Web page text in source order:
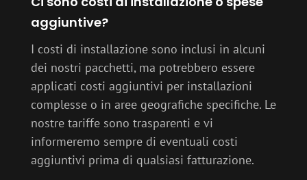
aggiuntive?
I costi di installazione sono inclusi in alcuni
dei nostri pacchetti, ma potrebbero essere
applicati costi aggiuntivi per installazioni
complesse o in aree geografiche specifiche. Le
nostre tariffe sono trasparenti e vi
informeremo sempre di eventuali costi
aggiuntivi prima di qualsiasi fatturazione.